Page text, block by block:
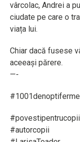
vârcolac, Andrei a
ciudate pe care o
viața lui.
Chiar dacă fusese
aceeași părere.
—-
#povestipentrucopii
#autorcopii